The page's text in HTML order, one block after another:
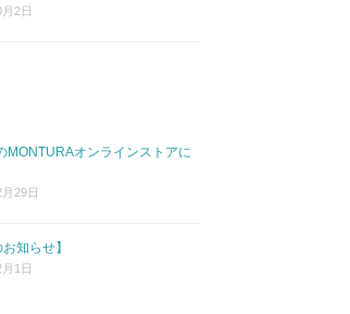
2日
MONTURAオンラインストアに
29日
お知らせ】
1日